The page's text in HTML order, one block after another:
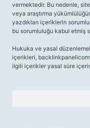
vermektedir. Bu nedenle,
veya araştırma
yazdıkları içeriklerin
bu sorumluluğu kabul etmiş
Hukuka ve yasal
içerikleri,
ilgili içerikler yasal süre